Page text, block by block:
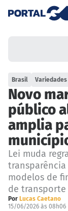
Brasil Variedades
Novo
público
amplia
Lei muda
modelos de
de transporte
Por Lucas Caetano
15/06/2026 às 08h06